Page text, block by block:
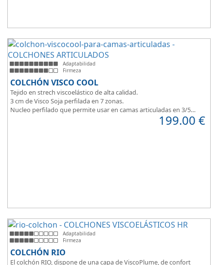
Adaptabilidad
Firmeza
COLCHÓN VISCO COOL
Tejido en strech viscoelástico de alta calidad.
3 cm de Visco Soja perfilada en 7 zonas.
Nucleo perfilado que permite usar en camas articuladas en 3/5
199.00 €
Adaptabilidad
Firmeza
COLCHÓN RIO
El colchón RIO, dispone de una capa de ViscoPlume, de confort